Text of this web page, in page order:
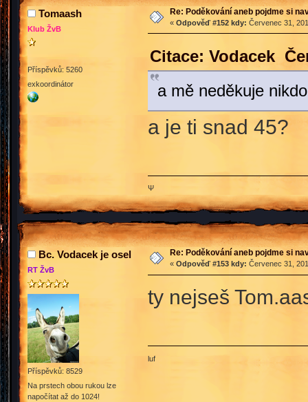
Tomaash
Klub ŽvB
Příspěvků: 5260
exkoordinátor
Re: Poděkování aneb pojdme si
« Odpověď #152 kdy: Červenec 31,
Citace: Vodacek
a mě neděkuje
a je ti snad 45?
Ψ
Bc. Vodacek je osel
RT ŽvB
Příspěvků: 8529
Na prstech obou rukou lze
napočítat až do 1024!
Re: Poděkování aneb pojdme si
« Odpověď #153 kdy: Červenec 31,
ty nejseš
luf